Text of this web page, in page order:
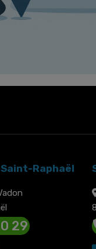
Raphaël
29